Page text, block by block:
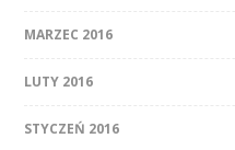
MARZEC 2016
LUTY 2016
STYCZEŃ 2016